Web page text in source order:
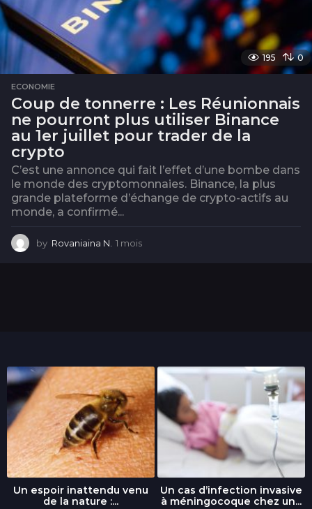
195 0
ECONOMIE
Coup de tonnerre : Les Réunionnais
ne pourront plus utiliser Binance
au 1er juillet pour trader de la
crypto
C’est une annonce qui fait l’effet d’une bombe dans
le monde des cryptomonnaies. Binance, la plus
grande plateforme d’échange de crypto-actifs au
monde, a confirmé...
by Rovaniaina N. 1 mois
Un espoir inattendu venu
de la nature :...
Un cas d’infection invasive
à méningocoque chez un...